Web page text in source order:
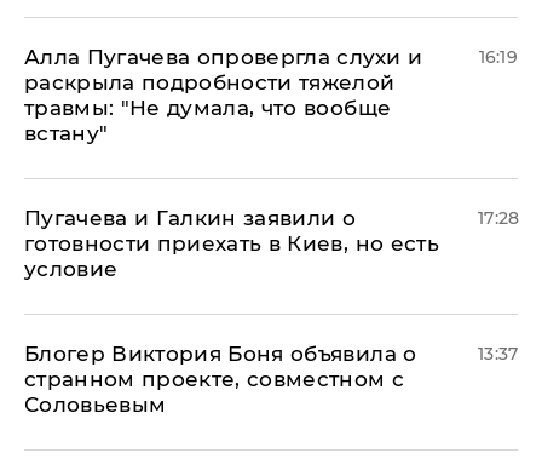
Алла Пугачева опровергла слухи и
раскрыла подробности тяжелой
травмы: "Не думала, что вообще
встану"
16:19
Пугачева и Галкин заявили о
готовности приехать в Киев, но есть
условие
17:28
Блогер Виктория Боня объявила о
странном проекте, совместном с
Соловьевым
13:37